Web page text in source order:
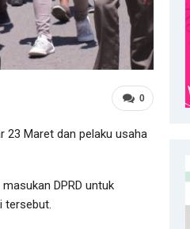
0
23 Maret dan pelaku usaha
DPRD untuk
tersebut.